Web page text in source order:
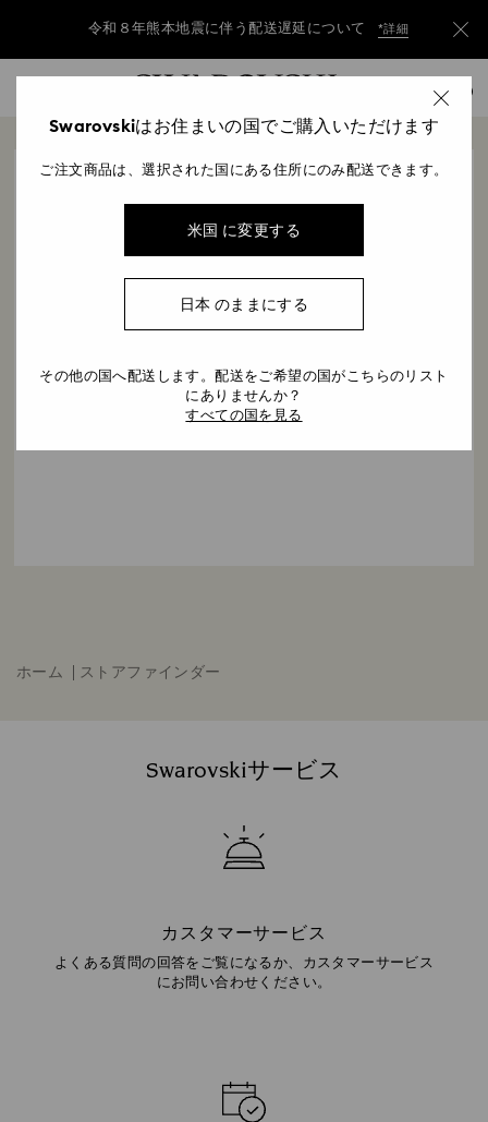
令和８年熊本地震に伴う配送遅延について *詳細
0 - Header
ホーム ストアファインダー
Swarovskiサービス
カスタマーサービス
よくある質問の回答をご覧になるか、カスタマーサービス
にお問い合わせください。
Swarovskiはお住まいの国でご購入いただけます
ご注文商品は、選択された国にある住所にのみ配送できます。
米国 に変更する
日本 のままにする
その他の国へ配送します。配送をご希望の国がこちらのリスト
にありませんか？
すべての国を見る